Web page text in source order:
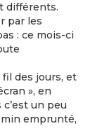
différents.
par les
: ce mois-ci
fil des jours, et
», en
un peu
emprunté,